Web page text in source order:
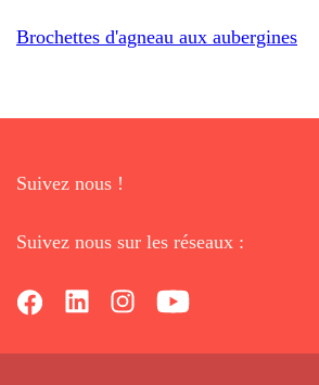
Brochettes d'agneau aux aubergines
Suivez nous !
Suivez nous sur les réseaux :